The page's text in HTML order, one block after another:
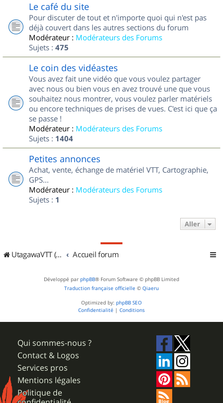
Le café du site
Pour discuter de tout et n'importe quoi qui n'est pas
déjà couvert dans les autres sections du forum
Modérateur : Modérateurs des Forums
Sujets : 475
Le coin des vidéastes
Vous avez fait une vidéo que vous voulez partager
avec nous ou bien vous en avez trouvé une que vous
souhaitez nous montrer, vous voulez parler matériels
ou encore techniques de prises de vues. C'est ici que ça
se passe !
Modérateur : Modérateurs des Forums
Sujets : 1404
Petites annonces
Achat, vente, échange de matériel VTT, Cartographie,
GPS...
Modérateur : Modérateurs des Forums
Sujets : 1
Aller
UtagawaVTT (Randos VTT et VTTAE avec traces GPS) Accueil forum
Développé par phpBB® Forum Software © phpBB Limited
Traduction française officielle © Qiaeru
Optimized by: phpBB SEO
Confidentialité | Conditions
Qui sommes-nous ?
Contact & Logos
Services pros
Mentions légales
Politique de